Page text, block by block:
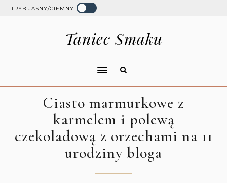
TRYB JASNY/CIEMNY
Taniec Smaku
Ciasto marmurkowe z
karmelem i polewą
czekoladową z orzechami na 11
urodziny bloga